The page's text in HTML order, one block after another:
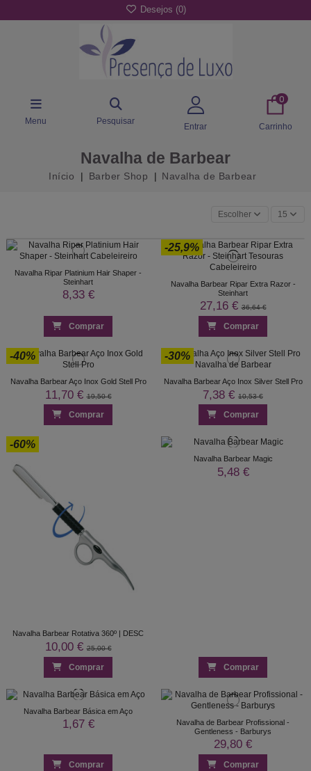
Desejos (0)
Menu Pesquisar
Entrar
0
Carrinho
Navalha de Barbear
Início Barber Shop Navalha de Barbear
Escolher 15
Navalha Ripar Platinium Hair Shaper -
Steinhart
8,33 €
Comprar
-25,9%
Navalha Barbear Ripar Extra Razor -
Steinhart
27,16 €36,64 €
Comprar
-40%
Navalha Barbear Aço Inox Gold Stell Pro
11,70 €19,50 €
Comprar
-30%
Navalha Barbear Aço Inox Silver Stell Pro
7,38 € 10,53 €
Comprar
-60%
Navalha Barbear Rotativa 360º | DESC
10,00 €25,00 €
Comprar
Navalha Barbear Magic
5,48 €
Comprar
Navalha Barbear Básica em Aço
1,67 €
Comprar
Navalha de Barbear Profissional -
Gentleness - Barburys
29,80 €
Comprar